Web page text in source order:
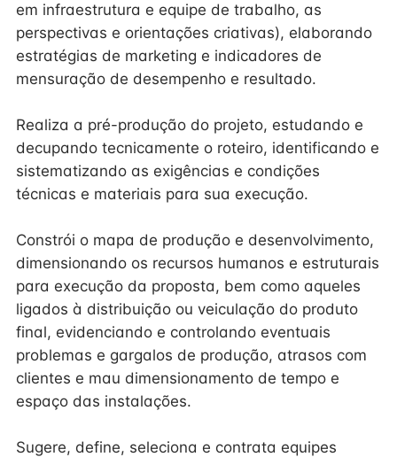
em infraestrutura e equipe de trabalho, as
perspectivas e orientações criativas), elaborando
estratégias de marketing e indicadores de
mensuração de desempenho e resultado.
Realiza a pré-produção do projeto, estudando e
decupando tecnicamente o roteiro, identificando e
sistematizando as exigências e condições
técnicas e materiais para sua execução.
Constrói o mapa de produção e desenvolvimento,
dimensionando os recursos humanos e estruturais
para execução da proposta, bem como aqueles
ligados à distribuição ou veiculação do produto
final, evidenciando e controlando eventuais
problemas e gargalos de produção, atrasos com
clientes e mau dimensionamento de tempo e
espaço das instalações.
Sugere, define, seleciona e contrata equipes